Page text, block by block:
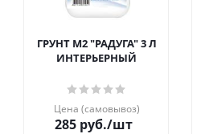
ГРУНТ М2 "РАДУГА" 3 Л
ИНТЕРЬЕРНЫЙ
Цена (самовывоз)
285 руб./шт